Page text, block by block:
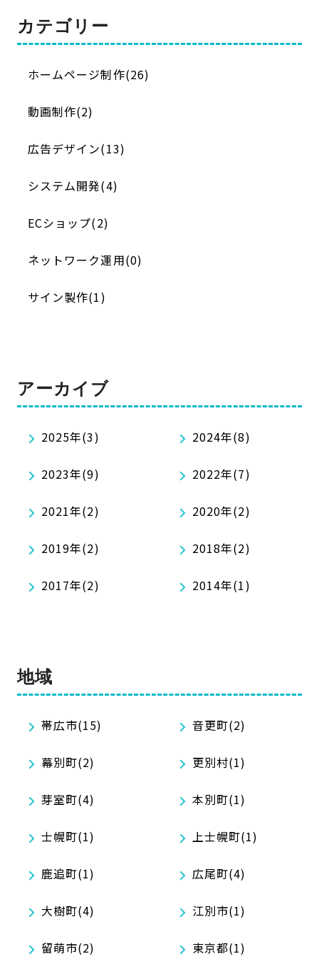
カテゴリー
ホームページ制作(26)
動画制作(2)
広告デザイン(13)
システム開発(4)
ECショップ(2)
ネットワーク運用(0)
サイン製作(1)
アーカイブ
2025年(3) 2024年(8)
2023年(9) 2022年(7)
2021年(2) 2020年(2)
2019年(2) 2018年(2)
2017年(2) 2014年(1)
地域
帯広市(15) 音更町(2)
幕別町(2) 更別村(1)
芽室町(4) 本別町(1)
士幌町(1) 上士幌町(1)
鹿追町(1) 広尾町(4)
大樹町(4) 江別市(1)
留萌市(2) 東京都(1)